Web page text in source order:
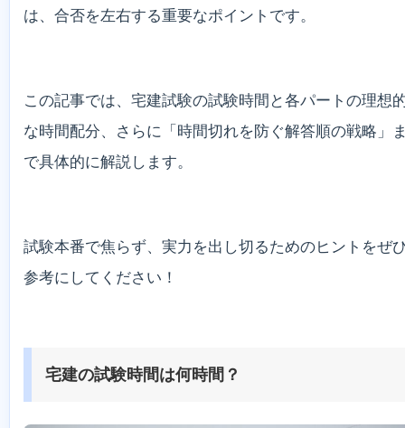
は、合否を左右する重要なポイントです。
この記事では、宅建試験の試験時間と各パートの理想
な時間配分、さらに「時間切れを防ぐ解答順の戦略」
で具体的に解説します。
試験本番で焦らず、実力を出し切るためのヒントをぜ
参考にしてください！
宅建の試験時間は何時間？